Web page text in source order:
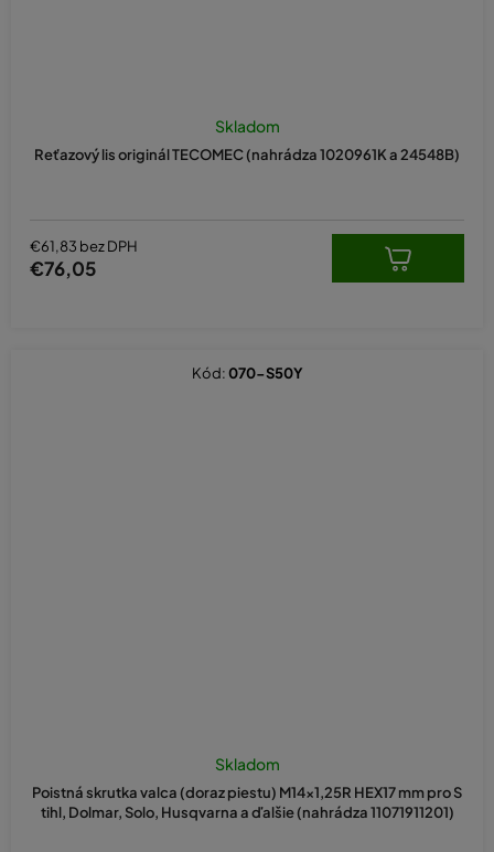
Reťazový lis originál TECOMEC (nahrádza 1020961K a 24548B)
Skladom
€61,83 bez DPH
€76,05
Poistná skrutka valca (doraz piestu) M14x1,25R HEX17 mm pro S
tihl, Dolmar, Solo, Husqvarna a ďalšie (nahrádza 11071911201)
Skladom
Kód:070-S50Y